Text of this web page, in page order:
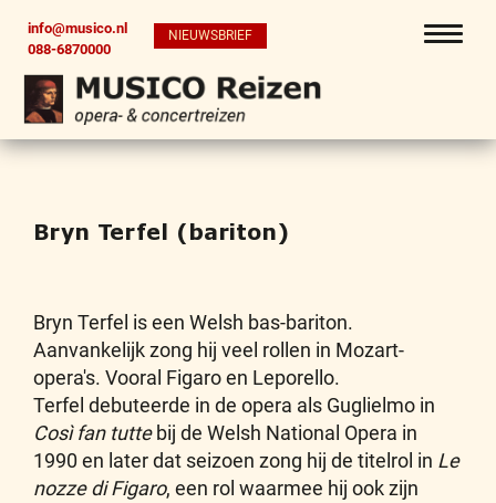
info@musico.nl
088-6870000
NIEUWSBRIEF
Bryn Terfel (bariton)
Bryn Terfel is een Welsh bas-bariton.
Aanvankelijk zong hij veel rollen in Mozart-
opera's. Vooral Figaro en Leporello.
Terfel debuteerde in de opera als Guglielmo in
Così fan tuttebij de Welsh National Opera in
1990 en later dat seizoen zong hij de titelrol in Le
nozze di Figaro, een rol waarmee hij ook zijn